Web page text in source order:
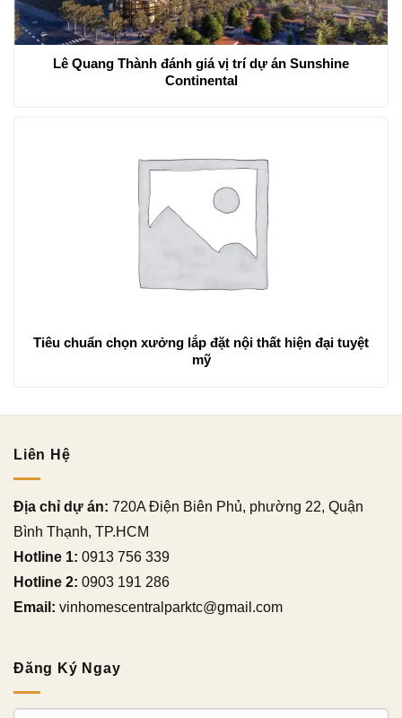
Lê Quang Thành đánh giá vị trí dự án Sunshine
Continental
Tiêu chuẩn chọn xưởng lắp đặt nội thất hiện đại tuyệt
mỹ
Liên Hệ
Địa chỉ dự án: 720A Điện Biên Phủ, phường 22, Quận
Bình Thạnh, TP.HCM
Hotline 1: 0913 756 339
Hotline 2: 0903 191 286
Email: vinhomescentralparktc@gmail.com
Đăng Ký Ngay